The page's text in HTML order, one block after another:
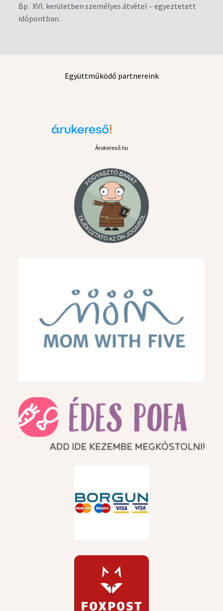
Bp. XVI. kerületben személyes átvétel – egyeztetett
időpontban.
Együttműködő partnereink
Árukereső.hu